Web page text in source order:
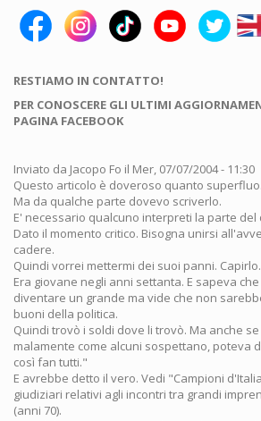
RESTIAMO IN CONTATTO!
PER CONOSCERE GLI ULTIMI
PAGINA FACEBOOK
Inviato da Jacopo Fo il Mer, 07/07/2004 - 11:30
Questo articolo è doveroso quanto superfluo.
Ma da qualche parte dovevo scriverlo.
E' necessario qualcuno interpreti la parte del
Dato il momento critico. Bisogna unirsi
cadere.
Quindi vorrei mettermi dei suoi panni. Capirlo.
Era giovane negli anni settanta. E sapeva
diventare un grande ma vide che non
buoni della politica.
Quindi trovò i soldi dove li trovò. Ma anche
malamente come alcuni sospettano, poteva
così fan tutti."
E avrebbe detto il vero. Vedi "Campioni
giudiziari relativi agli incontri tra grandi
(anni 70).